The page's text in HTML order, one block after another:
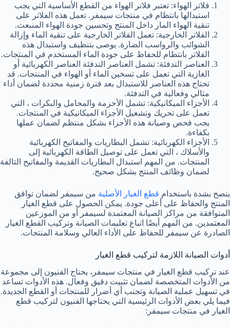
فلاتر الهواء: تعتبر فلاتر الهواء من القطع الأساسية التي يجب
استبدالها بانتظام في منتجات سيمفر. تعمل هذه الفلاتر على
تنقية الهواء المار داخل المنتج وتحسين جودة الهواء المنبعث.
الفلاتر الخارجية: تعمل الفلاتر الخارجية على تنقية الماء وإزالة
الشوائب والرواسب الضارة. يوصى بتنظيف واستبدال هذه
الفلاتر بانتظام للحفاظ على جودة الماء المستخدم في المنتجات.
العناصر التدفئة: تشمل العناصر التدفئة العناصر الكهربائية أو
الغازية التي تعمل على تسخين الماء أو الهواء في المنتجات. قد
تحتاج هذه العناصر للاستبدال بعد فترة زمنية محددة لضمان أداء
مثالي وفعالية في التدفئة.
الأجزاء الميكانيكية: تشمل الأحزمة والمحامل والبكرات ، التي
تعمل على تحريك وتشغيل الأجزاء الميكانيكية في المنتجات.
يجب فحص وصيانة هذه الأجزاء بشكل منتظم لضمان عملها
بكفاءة.
الأجزاء الكهربائية: تشمل البطاريات والمفاتيح الكهربائية
والأسلاك ، التي تعمل على توصيل الطاقة الكهربائية إلى
المنتجات. من المهم استبدال البطاريات القديمة والمفاتيح التالفة
لضمان وظائف المنتج بشكل صحيح.
ينصح بشدة باستخدام قطع الغيار الأصلية من سيمفر لضمان توافق
المنتج والحفاظ على أعلى جودة. يمكن الحصول على قطع الغيار
المتوافقة من مراكز الصيانة المعتمدة لسيمفر أو من الموزعين
المعتمدين. من المهم أيضًا اتباع تعليمات الصيانة وتركيب القطع الغيار
الصادرة عن سيمفر للحفاظ على الأداء العالي وسلامة المنتجات.
أدوات الصيانة اللازمة لتركيب قطع الغيار
عند تركيب قطع الغيار في منتجات سيمفر، يحتاج الفنيون إلى مجموعة
من الأدوات المتخصصة لضمان تثبيت دقيق وفعال. هذه الأدوات تساعد
في تسهيل عملية الصيانة وتجنب أي أضرار للمنتجات أو القطع الجديدة.
فيما يلي بعض الأدوات الرئيسية التي يحتاجها الفنيون لتركيب قطع
الغيار في منتجات سيمفر: